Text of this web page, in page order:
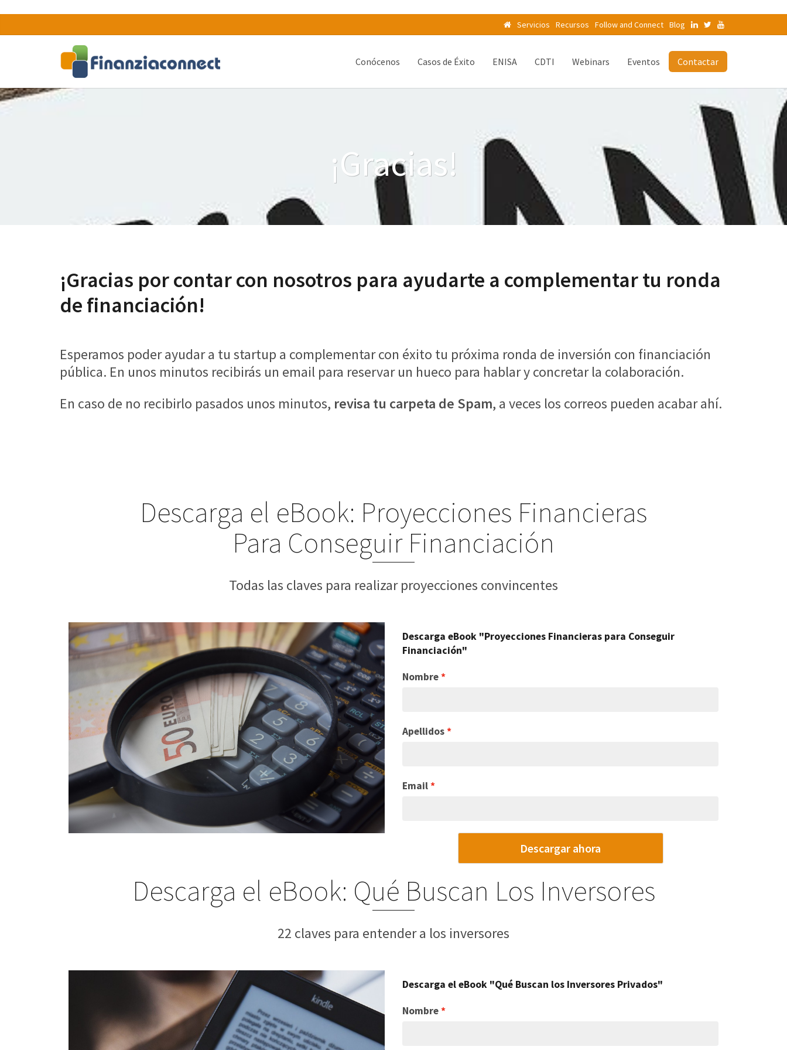
Servicios Recursos Follow and Connect Blog
Conócenos Casos de Éxito ENISA CDTI Webinars Eventos Contactar
¡Gracias!
¡Gracias por contar con nosotros para ayudarte a complementar tu ronda
de financiación!
Esperamos poder ayudar a tu startup a complementar con éxito tu próxima ronda de inversión con financiación
pública. En unos minutos recibirás un email para reservar un hueco para hablar y concretar la colaboración.
En caso de no recibirlo pasados unos minutos, revisa tu carpeta de Spam, a veces los correos pueden acabar ahí.
Descarga el eBook: Proyecciones Financieras
Para Conseguir Financiación
Todas las claves para realizar proyecciones convincentes
Descarga eBook "Proyecciones Financieras para Conseguir
Financiación"
Nombre
Apellidos
Email
Descargar ahora
Descarga el eBook: Qué Buscan Los Inversores
22 claves para entender a los inversores
Descarga el eBook "Qué Buscan los Inversores Privados"
Nombre